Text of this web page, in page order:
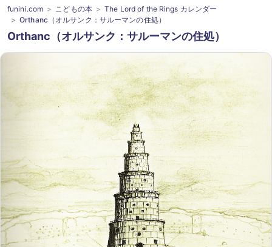
funini.com こどもの本
The Lord of the Rings カレンダー
Orthanc（オルサンク：サルーマンの住処）
Orthanc（オルサンク：サルーマンの住処）